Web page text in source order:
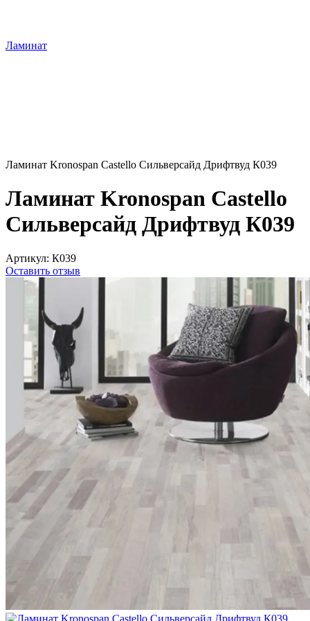
Ламинат
Ламинат Kronospan Castello Сильверсайд Дрифтвуд К039
Ламинат Kronospan Castello
Сильверсайд Дрифтвуд К039
Артикул: К039
Оставить отзыв